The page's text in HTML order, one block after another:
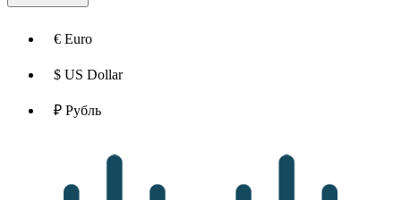
€ Euro
$ US Dollar
₽ Рубль